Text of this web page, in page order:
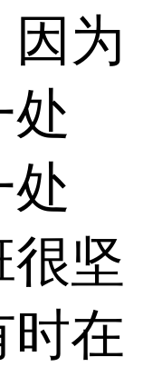
因为
处
处
坚
时在